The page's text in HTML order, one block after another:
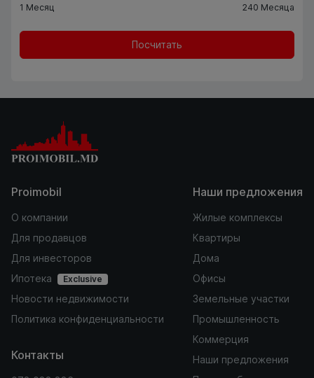
1 Месяц 240 Месяца
Посчитать
Proimobil
О компании
Для продавцов
Для инвесторов
Ипотека
Exclusive
Новости недвижимости
Политика конфиденциальности
Наши предложения
Жилые комплексы
Квартиры
Дома
Офисы
Земельные участки
Промышленность
Коммерция
Наши предложения
Контакты